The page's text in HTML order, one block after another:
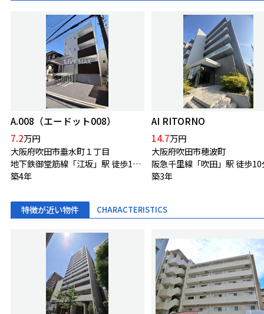
A.008（エードット008）
7.2万円
大阪府吹田市垂水町１丁目
地下鉄御堂筋線「江坂」駅 徒歩10分
築4年
AI RITORNO
14.7万円
大阪府吹田市穂波町
阪急千里線「吹田」駅 徒歩10
築3年
特徴が近い物件 CHARACTERISTICS